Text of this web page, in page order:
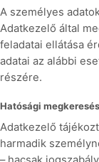
A személyes
Adatkezelő által
feladatai ellátása
adatai az alábbi
részére.
Hatósági megkeresés
Adatkezelő
harmadik